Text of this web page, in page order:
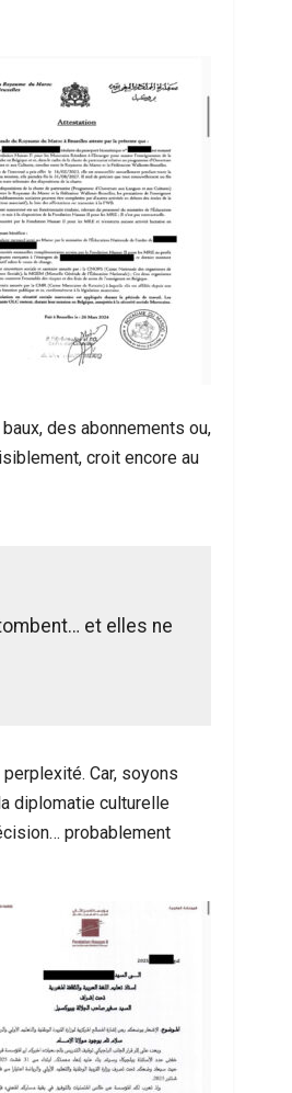
des abonnements ou,
croit encore au
et elles ne
Car, soyons
diplomatie culturelle
probablement